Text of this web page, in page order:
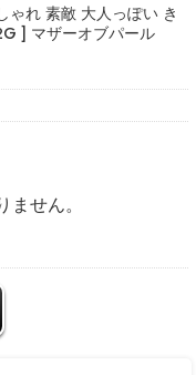
れ 素敵 大人っぽい き
] マザーオブパール
せん。